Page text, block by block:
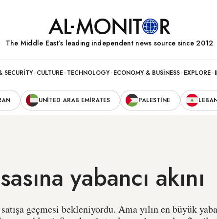
The Middle Eastʼs leading independent news source since 2012
SECURITY CULTURE TECHNOLOGY ECONOMY & BUSINESS EXPLORE
UNITED ARAB EMIRATES PALESTINE
yabancı akını
satışa geçmesi bekleniyordu. Ama yılın en büyük